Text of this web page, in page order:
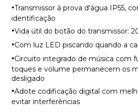
·Transmissor à prova d'água IP55,
identificação
·Vida útil do botão do transmissor:
·Com luz LED piscando quando a
·Circuito integrado de música com
toques e volume permanecem os
desligado
·Adote codificação digital com
evitar interferências